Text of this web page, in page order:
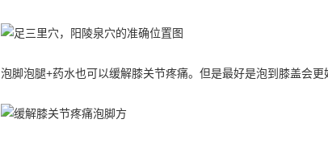
泡脚泡腿+药水也可以缓解膝关节疼痛。但是最好是泡到膝盖会更